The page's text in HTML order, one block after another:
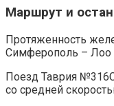
Маршрут и
Протяженность
Симферополь – Лоо
Поезд Таврия №316
со средней